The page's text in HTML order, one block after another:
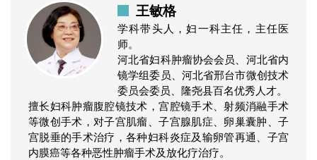
王敏格
学科带头人，妇一科主任，主任医
师。
河北省妇科肿瘤协会会员、河北省内
镜学组委员、河北省邢台市微创技术
委员会委员、隆尧县百名优秀人才。
擅长妇科肿瘤腹腔镜技术，宫腔镜手术、射频消融手术
等微创手术，对子宫肌瘤、子宫腺肌症、卵巢囊肿、子
宫脱垂的手术治疗，各种妇科炎症及输卵管再通、子宫
内膜癌等各种恶性肿瘤手术及放化疗治疗。